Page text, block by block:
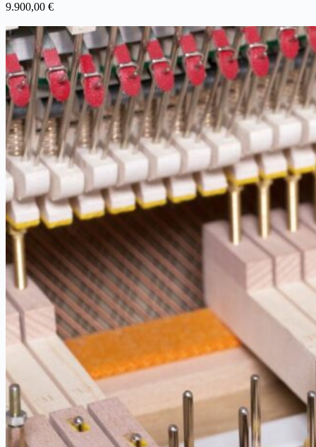
9.900,00 €